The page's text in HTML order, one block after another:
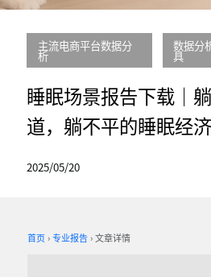
2025/05/20
睡眠场景报告下载｜
道，躺不平的睡眠经济
主流电商平台数据分
析
数据分
具
首页 专业报告 文章详情